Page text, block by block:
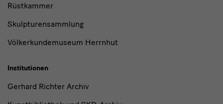
Rüstkammer
Skulpturensammlung
Völkerkundemuseum Herrnhut
Institutionen
Gerhard Richter Archiv